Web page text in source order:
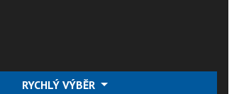
RYCHLÝ VÝBĚR